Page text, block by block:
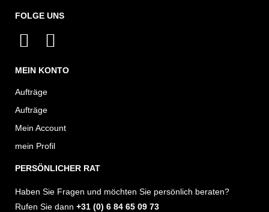
FOLGE UNS
I
s
t
a
g
r
a
m
F
c
o
o
k
MEIN KONTO
Aufträge
Aufträge
Mein Account
mein Profil
PERSÖNLICHER RAT
Haben Sie Fragen und möchten Sie persönlich beraten?
Rufen Sie dann +31 (0) 6 84 65 09 73